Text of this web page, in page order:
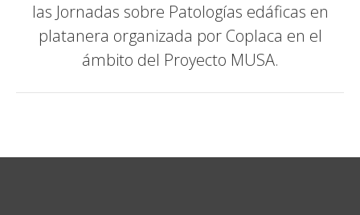
Publicación
siguiente:
las Jornadas sobre Patologías edáficas en
platanera organizada por Coplaca en el
ámbito del Proyecto MUSA.